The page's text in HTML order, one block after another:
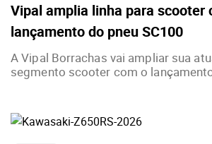
Vipal amplia linha para scooter
lançamento do pneu SC100
A Vipal Borrachas vai ampliar sua
segmento scooter com o